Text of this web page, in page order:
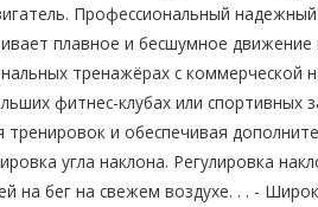
Профессиональный
плавное и бесшумное
тренажёрах с коммерческой
фитнес-клубах или
и обеспечивая
угла наклона. Регулировка
на бег на свежем воздухе. . . -